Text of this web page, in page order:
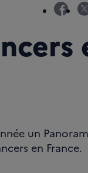
un
en France.